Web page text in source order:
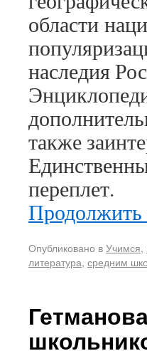
области
наследия
также
переплет.
Продолжить
Опубликовано вУчимся,
литература, средним